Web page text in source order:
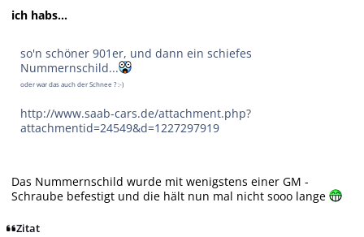
ich habs...
so'n schöner 901er, und dann ein schiefes
Nummernschild...
oder war das auch der Schnee ? :-)
http://www.saab-cars.de/attachment.php?
attachmentid=24549&d=1227297919
Das Nummernschild wurde mit wenigstens einer GM -
Schraube befestigt und die hält nun mal nicht sooo lange
Zitat